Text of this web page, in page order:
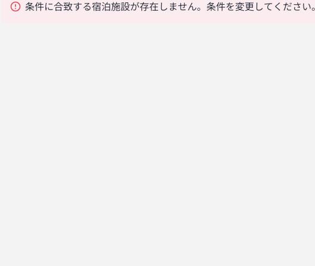
条件に合致する宿泊施設が存在しません。条件を変更してください